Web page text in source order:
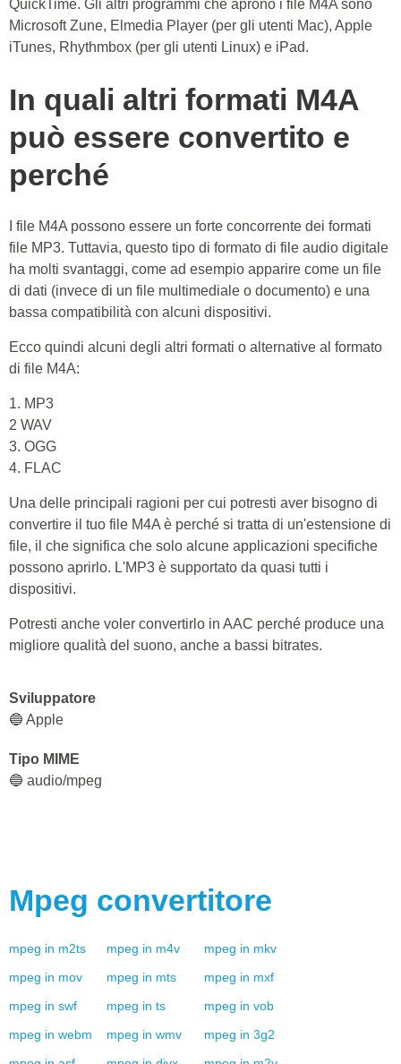
QuickTime. Gli altri programmi che aprono i file M4A sono
Microsoft Zune, Elmedia Player (per gli utenti Mac), Apple
iTunes, Rhythmbox (per gli utenti Linux) e iPad.
In quali altri formati M4A
può essere convertito e
perché
I file M4A possono essere un forte concorrente dei formati
file MP3. Tuttavia, questo tipo di formato di file audio digitale
ha molti svantaggi, come ad esempio apparire come un file
di dati (invece di un file multimediale o documento) e una
bassa compatibilità con alcuni dispositivi.
Ecco quindi alcuni degli altri formati o alternative al formato
di file M4A:
1. MP3
2 WAV
3. OGG
4. FLAC
Una delle principali ragioni per cui potresti aver bisogno di
convertire il tuo file M4A è perché si tratta di un'estensione di
file, il che significa che solo alcune applicazioni specifiche
possono aprirlo. L'MP3 è supportato da quasi tutti i
dispositivi.
Potresti anche voler convertirlo in AAC perché produce una
migliore qualità del suono, anche a bassi bitrates.
Sviluppatore
🔵 Apple
Tipo MIME
🔵 audio/mpeg
Mpeg convertitore
mpeg in m2ts mpeg in m4v mpeg in mkv
mpeg in mov mpeg in mts mpeg in mxf
mpeg in swf mpeg in ts mpeg in vob
mpeg in webm mpeg in wmv mpeg in 3g2